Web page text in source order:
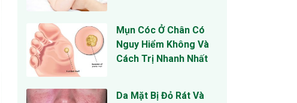
Mụn Cóc Ở Chân Có
Nguy Hiểm Không Và
Cách Trị Nhanh Nhất
Da Mặt Bị Đỏ Rát Và